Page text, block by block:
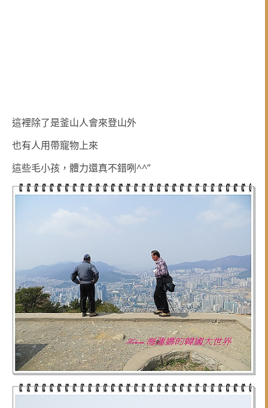
這裡除了是釜山人會來登山外
也有人用帶寵物上來
這些毛小孩，體力還真不錯咧^^”